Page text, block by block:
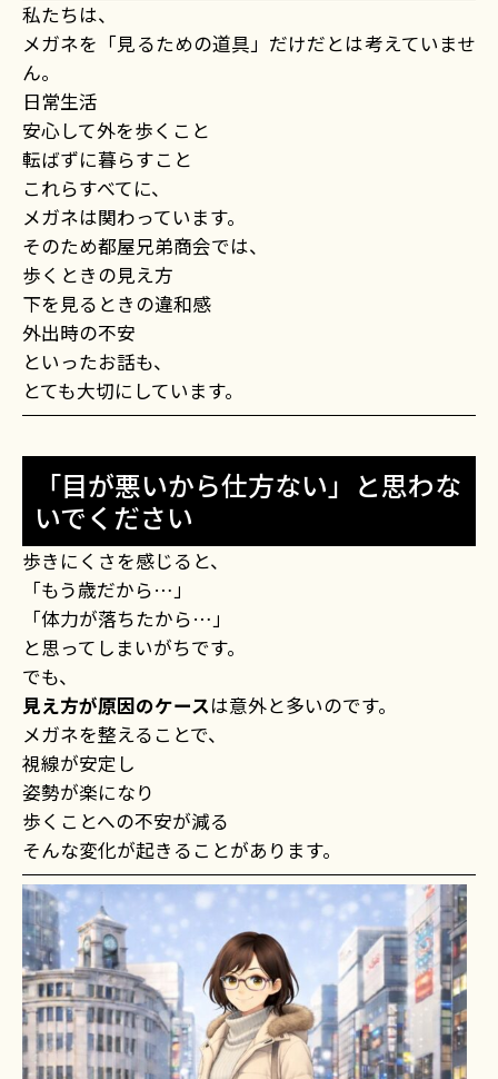
私たちは、
メガネを「見るための道具」だけだとは考えていませ
ん。
日常生活
安心して外を歩くこと
転ばずに暮らすこと
これらすべてに、
メガネは関わっています。
そのため都屋兄弟商会では、
歩くときの見え方
下を見るときの違和感
外出時の不安
といったお話も、
とても大切にしています。
「目が悪いから仕方ない」と思わな
いでください
歩きにくさを感じると、
「もう歳だから…」
「体力が落ちたから…」
と思ってしまいがちです。
でも、
見え方が原因のケースは意外と多いのです。
メガネを整えることで、
視線が安定し
姿勢が楽になり
歩くことへの不安が減る
そんな変化が起きることがあります。